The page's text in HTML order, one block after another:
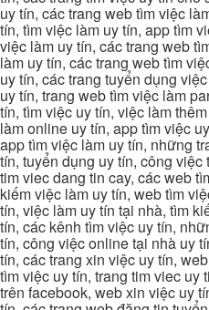
uy tín, các trang web tìm việc
tín, tìm việc làm uy tín, app tìm
việc làm uy tín, các trang web
làm uy tín, các trang web tìm
uy tín, các trang tuyển dụng
uy tín, trang web tìm việc làm
tín, tìm việc uy tín, việc làm
làm online uy tín, app tìm việc
app tìm việc làm uy tín, những
tín, tuyển dụng uy tín, công
tim viec dang tin cay, các web
kiếm việc làm uy tín, web tìm
tín, việc làm uy tín tại nhà, tìm
tín, các kênh tìm việc uy tín,
tín, công việc online tại nhà uy
tín, các trang xin việc uy tín,
tìm việc uy tín, trang tim viec uy
trên facebook, web xin việc uy